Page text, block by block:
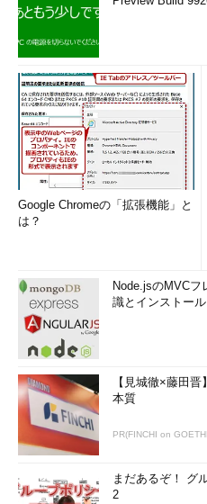
Google Chromeの「拡張機能」と
は？
Node.jsのMVCフ
識とインストー
【見城徹×藤田
本質
PR(FINCHI on
まだあるぞ！ グ
2